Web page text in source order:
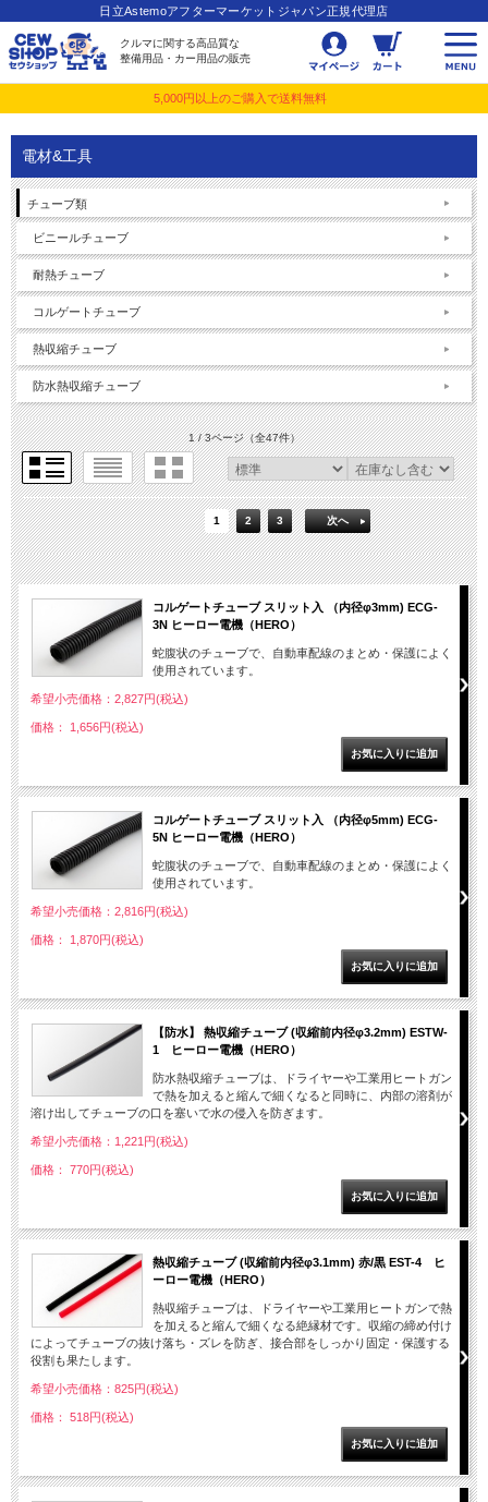
日立Astemoアフターマーケットジャパン正規代理店
クルマに関する高品質な
整備用品・カー用品の販売
5,000円以上のご購入で送料無料
電材&工具
チューブ類
ビニールチューブ
耐熱チューブ
コルゲートチューブ
熱収縮チューブ
防水熱収縮チューブ
1 / 3ページ（全47件）
1 2 3 次へ
コルゲートチューブ スリット入 （内径φ3mm) ECG-
3N ヒーロー電機（HERO）
蛇腹状のチューブで、自動車配線のまとめ・保護によく
使用されています。
希望小売価格：2,827円(税込)
価格： 1,656円(税込)
コルゲートチューブ スリット入 （内径φ5mm) ECG-
5N ヒーロー電機（HERO）
蛇腹状のチューブで、自動車配線のまとめ・保護によく
使用されています。
希望小売価格：2,816円(税込)
価格： 1,870円(税込)
【防水】 熱収縮チューブ (収縮前内径φ3.2mm) ESTW-
1 ヒーロー電機（HERO）
防水熱収縮チューブは、ドライヤーや工業用ヒートガン
で熱を加えると縮んで細くなると同時に、内部の溶剤が
溶け出してチューブの口を塞いで水の侵入を防ぎます。
希望小売価格：1,221円(税込)
価格： 770円(税込)
熱収縮チューブ (収縮前内径φ3.1mm) 赤/黒 EST-4 ヒ
ーロー電機（HERO）
熱収縮チューブは、ドライヤーや工業用ヒートガンで熱
を加えると縮んで細くなる絶縁材です。収縮の締め付け
によってチューブの抜け落ち・ズレを防ぎ、接合部をしっかり固定・保護する
役割も果たします。
希望小売価格：825円(税込)
価格： 518円(税込)